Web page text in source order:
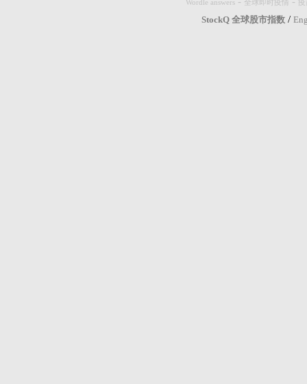
Wordle answers 全球即时疫情
StockQ 全球股市指数 /